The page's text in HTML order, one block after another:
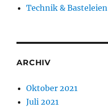
Technik & Basteleien
ARCHIV
Oktober 2021
Juli 2021